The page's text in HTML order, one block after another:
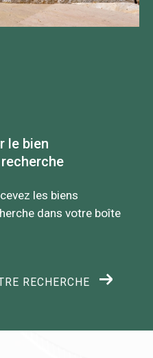
le bien
les biens
dans votre boîte
RECHERCHE